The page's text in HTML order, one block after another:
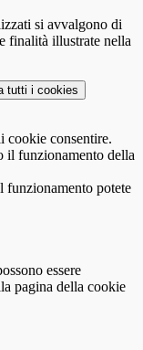
si avvalgono di
finalità illustrate nella
tutti i cookies
cookie consentire.
il funzionamento della
funzionamento potete
essere
pagina della cookie